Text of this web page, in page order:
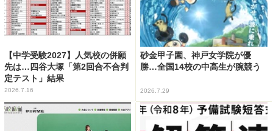
【中学受験2027】人気校の併願
先は…四谷大塚「第2回合不合判
定テスト」結果
2026.7.16
砂金甲子園、神戸女学院が優
勝…全国14校の中高生が腕競う
2026.7.29